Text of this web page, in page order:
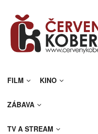
FILM KINO
ZÁBAVA
TV A STREAM